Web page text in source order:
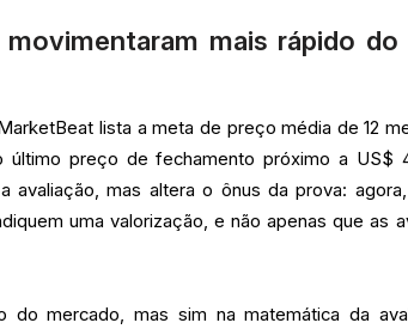
mais rápido do
lista a meta de preço média de 12
preço de fechamento próximo a US$
mas altera o ônus da prova:
uma valorização, e não apenas que as
do mercado, mas sim na matemática da